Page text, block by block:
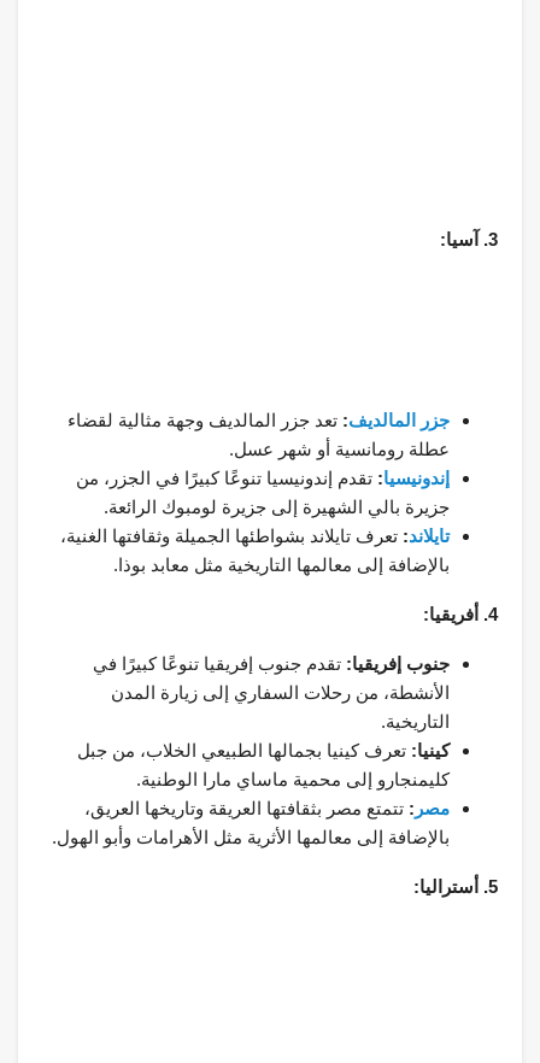
3. آسيا:
جزر المالديف: تعد جزر المالديف وجهة مثالية لقضاء
عطلة رومانسية أو شهر عسل.
إندونيسيا: تقدم إندونيسيا تنوعًا كبيرًا في الجزر، من
جزيرة بالي الشهيرة إلى جزيرة لومبوك الرائعة.
تايلاند: تعرف تايلاند بشواطئها الجميلة وثقافتها الغنية،
بالإضافة إلى معالمها التاريخية مثل معابد بوذا.
4. أفريقيا:
جنوب إفريقيا: تقدم جنوب إفريقيا تنوعًا كبيرًا في
الأنشطة، من رحلات السفاري إلى زيارة المدن
التاريخية.
كينيا: تعرف كينيا بجمالها الطبيعي الخلاب، من جبل
كليمنجارو إلى محمية ماساي مارا الوطنية.
مصر : تتمتع مصر بثقافتها العريقة وتاريخها العريق،
بالإضافة إلى معالمها الأثرية مثل الأهرامات وأبو الهول.
5. أستراليا: